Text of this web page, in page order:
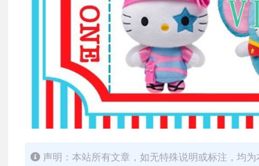
声明：本站所有文章，如无特殊说明或标注，均